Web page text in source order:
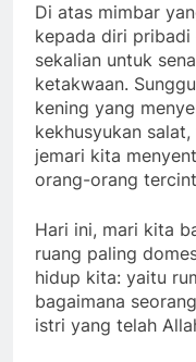
Di atas mimbar
kepada diri pribadi
sekalian untuk
ketakwaan.
kening yang
kekhusyukan
jemari kita
orang-orang
Hari ini, mari kita
ruang paling
hidup kita: yaitu
bagaimana
istri yang telah